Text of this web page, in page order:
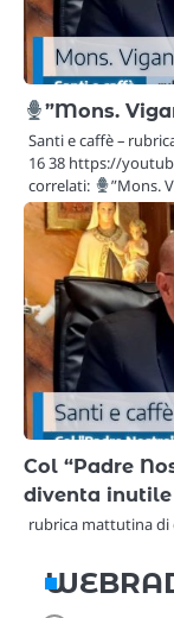
”Mons.
Santi e caffè –
16 38 https://
correlati:
”Mons.
Col “Padre
diventa inutile
rubrica mattutina di